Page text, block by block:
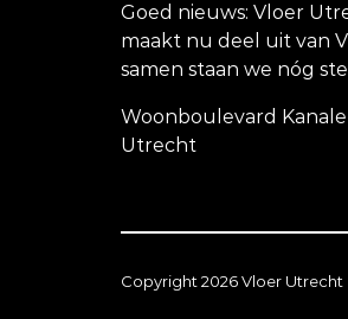
Goed nieuws: Vloer
maakt nu deel uit van
samen staan we nóg
Woonboulevard
Utrecht
Copyright 2026 Vloer Utrecht